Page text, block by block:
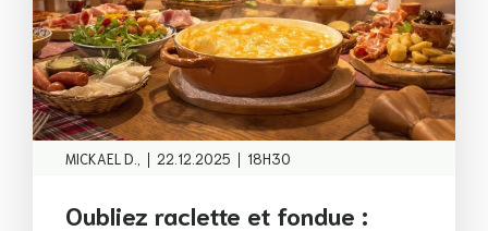
MICKAEL D., | 22.12.2025 | 18H30
Oubliez raclette et fondue :